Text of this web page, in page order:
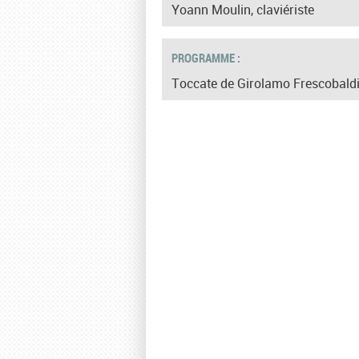
Yoann Moulin, claviériste
PROGRAMME :
Toccate de Girolamo Frescobaldi